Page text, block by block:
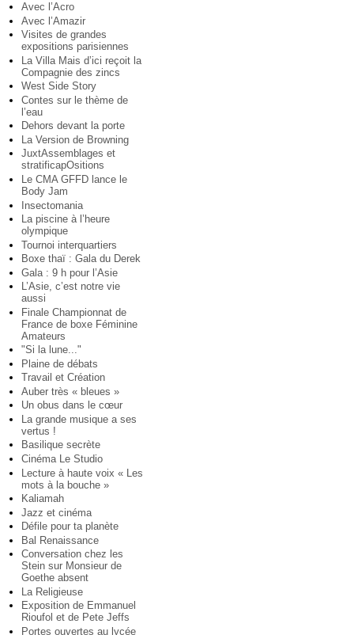
Avec l’Acro
Avec l’Amazir
Visites de grandes
expositions parisiennes
La Villa Mais d’ici reçoit la
Compagnie des zincs
West Side Story
Contes sur le thème de
l’eau
Dehors devant la porte
La Version de Browning
JuxtAssemblages et
stratificapOsitions
Le CMA GFFD lance le
Body Jam
Insectomania
La piscine à l’heure
olympique
Tournoi interquartiers
Boxe thaï : Gala du Derek
Gala : 9 h pour l’Asie
L’Asie, c’est notre vie
aussi
Finale Championnat de
France de boxe Féminine
Amateurs
"Si la lune..."
Plaine de débats
Travail et Création
Auber très « bleues »
Un obus dans le cœur
La grande musique a ses
vertus !
Basilique secrète
Cinéma Le Studio
Lecture à haute voix « Les
mots à la bouche »
Kaliamah
Jazz et cinéma
Défile pour ta planète
Bal Renaissance
Conversation chez les
Stein sur Monsieur de
Goethe absent
La Religieuse
Exposition de Emmanuel
Rioufol et de Pete Jeffs
Portes ouvertes au lycée